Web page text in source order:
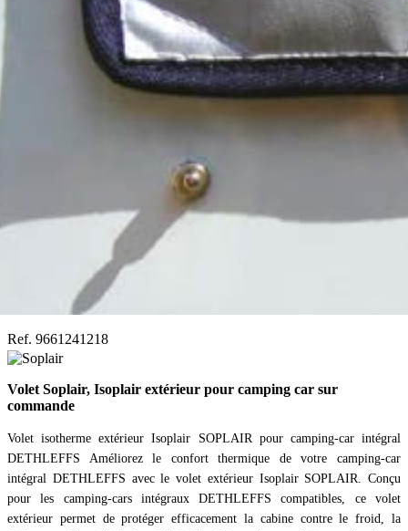
Ref. 9661241218
Volet Soplair, Isoplair extérieur pour camping car sur
commande
Volet isotherme extérieur Isoplair SOPLAIR pour camping-car intégral
DETHLEFFS Améliorez le confort thermique de votre camping-car
intégral DETHLEFFS avec le volet extérieur Isoplair SOPLAIR. Conçu
pour les camping-cars intégraux DETHLEFFS compatibles, ce volet
extérieur permet de protéger efficacement la cabine contre le froid, la